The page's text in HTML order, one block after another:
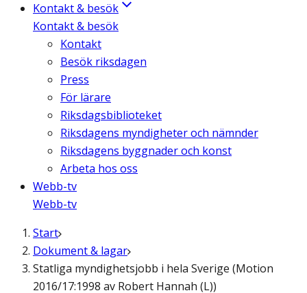
Kontakt & besök
Kontakt & besök
Kontakt
Besök riksdagen
Press
För lärare
Riksdagsbiblioteket
Riksdagens myndigheter och nämnder
Riksdagens byggnader och konst
Arbeta hos oss
Webb-tv
Webb-tv
Start
Dokument & lagar
Statliga myndighetsjobb i hela Sverige (Motion
2016/17:1998 av Robert Hannah (L))